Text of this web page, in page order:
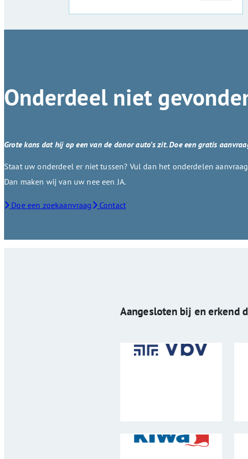
Onderdeel niet
Grote kans dat hij op een van de donor auto’s zit. Doe een gratis
Staat uw onderdeel er niet tussen? Vul dan het onderdelen
Dan maken wij van uw nee een JA.
Doe een zoekaanvraag Contact
Aangesloten bij en erkend